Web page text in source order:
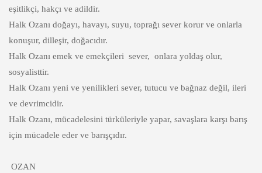
eşitlikçi, hakçı ve adildir.
Halk Ozanı doğayı, havayı, suyu, toprağı sever korur ve onlarla
konuşur, dilleşir, doğacıdır.
Halk Ozanı emek ve emekçileri sever, onlara yoldaş olur,
sosyalisttir.
Halk Ozanı yeni ve yenilikleri sever, tutucu ve bağnaz değil, ileri
ve devrimcidir.
Halk Ozanı, mücadelesini türküleriyle yapar, savaşlara karşı barış
için mücadele eder ve barışçıdır.
OZAN